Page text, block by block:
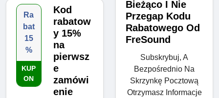
Ra
bat
15
%
KUP
ON
Kod
rabatow
y 15%
na
pierwsz
e
zamówi
enie
Bieżąco I Nie
Przegap Kodu
Rabatowego Od
FreSound
Subskrybuj, A
Bezpośrednio Na
Skrzynkę Pocztową
Otrzymasz Informacje